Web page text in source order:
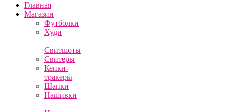
Главная
Магазин
Футболки
Худи
|
Свитшоты
Свитеры
Кепки-
тракеры
Шапки
Нашивки
|